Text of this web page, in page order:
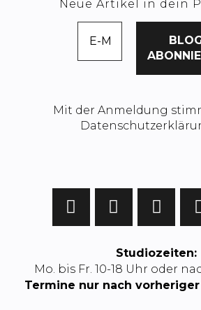
Neue Artikel in dein
Mit der Anmeldung
Studiozeiten:
Mo. bis Fr. 10-18 Uhr oder
Termine nur nach